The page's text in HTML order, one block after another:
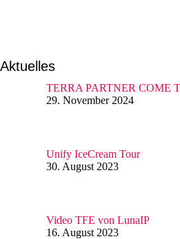
Aktuelles
TERRA PARTNER COME
29. November 2024
Unify IceCream Tour
30. August 2023
Video TFE von LunaIP
16. August 2023